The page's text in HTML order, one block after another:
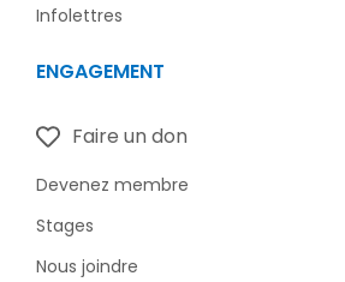
Infolettres
ENGAGEMENT
Faire un don
Devenez membre
Stages
Nous joindre